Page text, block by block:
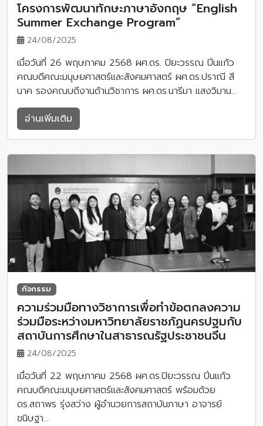
โครงการพัฒนาทักษะภาษาอังกฤษ “English
Summer Exchange Program”
24/08/2025
เมื่อวันที่ 26 พฤษภาคม 2568 ผศ.ดร. ปิยะวรรณ ปิ่นแก้ว
คณบดีคณะมนุษยศาสตร์และสังคมศาสตร์ ผศ.ดร.ปราณี สี
นาค รองคณบดีงานด้านวิชาการ ผศ.ดร.นารีมา แสงวิมาน…
อ่านเพิ่มเติม
กิจกรรม
ความร่วมมือทางวิชาการเพื่อทำข้อตกลงความ
ร่วมมือระหว่างมหาวิทยาลัยราชภัฏนครปฐมกับ
สถาบันการศึกษาในสาธารณรัฐประชาชนจีน
24/08/2025
เมื่อวันที่ 22 พฤษภาคม 2568 ผศ.ดร.ปิยะวรรณ ปิ่นแก้ว
คณบดีคณะมนุษยศาสตร์และสังคมศาสตร์ พร้อมด้วย
ดร.สถาพร รุ่งสว่าง ผู้อำนวยการสถาบันภาษา อาจารย์
ขนิษฐา…